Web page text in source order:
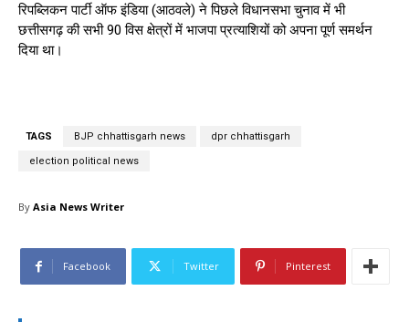
रिपब्लिकन पार्टी ऑफ इंडिया (आठवले) ने पिछले विधानसभा चुनाव में भी
छत्तीसगढ़ की सभी 90 विस क्षेत्रों में भाजपा प्रत्याशियों को अपना पूर्ण समर्थन
दिया था।
TAGS BJP chhattisgarh news dpr chhattisgarh
election political news
By Asia News Writer
Facebook Twitter Pinterest